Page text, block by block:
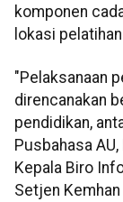
komponen
lokasi
"Pelaksanaan
direncanakan
pendidikan,
Pusbahasa
Kepala Biro
Setjen